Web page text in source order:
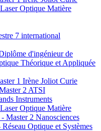
Optique Matière
7 international
d'ingénieur de
Théorique et Appliquée
1 Irène Joliot Curie
2 ATSI
Instruments
Optique Matière
Master 2 Nanosciences
Optique et Systèmes